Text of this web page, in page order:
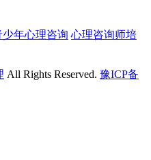
少年心理咨询 心理咨询师培
All Rights Reserved. 豫ICP备